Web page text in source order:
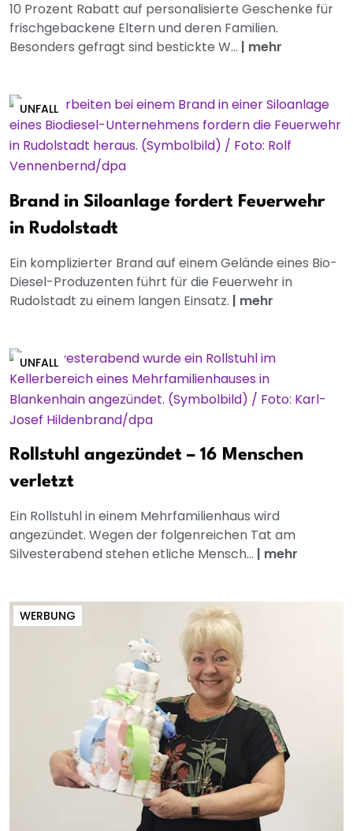
10 Prozent Rabatt auf personalisierte Geschenke für
frischgebackene Eltern und deren Familien.
Besonders gefragt sind bestickte W... | mehr
UNFALL
Brand in Siloanlage fordert Feuerwehr
in Rudolstadt
Ein komplizierter Brand auf einem Gelände eines Bio-
Diesel-Produzenten führt für die Feuerwehr in
Rudolstadt zu einem langen Einsatz. | mehr
UNFALL
Rollstuhl angezündet – 16 Menschen
verletzt
Ein Rollstuhl in einem Mehrfamilienhaus wird
angezündet. Wegen der folgenreichen Tat am
Silvesterabend stehen etliche Mensch... | mehr
WERBUNG